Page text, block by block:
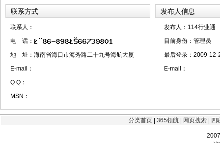
联系方式
联系人：
电 话：
地 址：海南省海口市海秀路二十九号海航大厦
E-mail：
Q Q：
MSN：
发布人信息
发布人：114行业通
目前身份： 管理员
最后登录： 2009-12-
E-mail：
分类首页 365领航 网页搜索 四